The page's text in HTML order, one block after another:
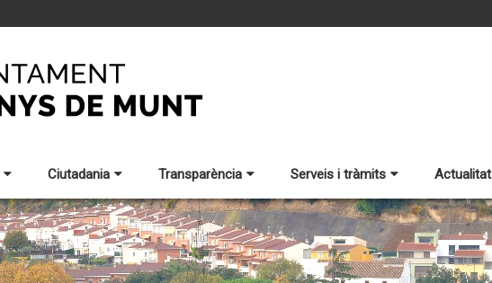
Ciutadania Transparència Serveis i tràmits Actualitat